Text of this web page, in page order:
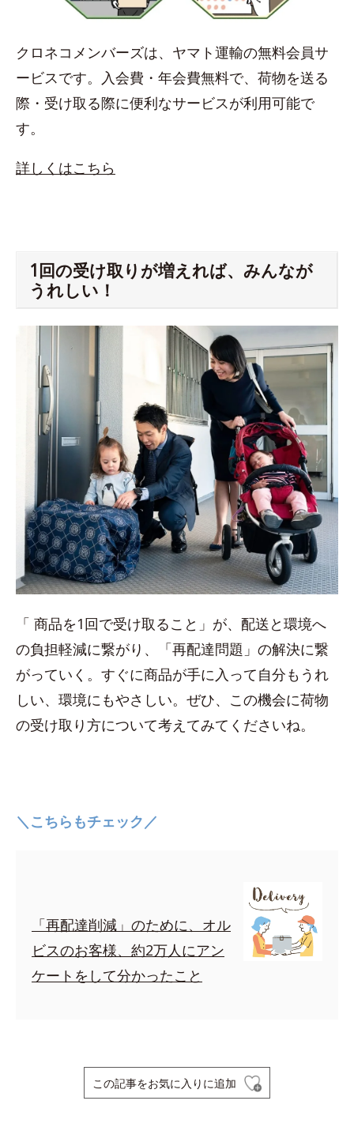
クロネコメンバーズは、ヤマト運輸の無料会員サ
ービスです。入会費・年会費無料で、荷物を送る
際・受け取る際に便利なサービスが利用可能で
す。
詳しくはこちら
1回の受け取りが増えれば、みんなが
うれしい！
「 商品を1回で受け取ること」が、配送と環境へ
の負担軽減に繋がり、「再配達問題」の解決に繋
がっていく。すぐに商品が手に入って自分もうれ
しい、環境にもやさしい。ぜひ、この機会に荷物
の受け取り方について考えてみてくださいね。
＼こちらもチェック／
「再配達削減」のために、オル
ビスのお客様、約2万人にアン
ケートをして分かったこと
この記事をお気に入りに追加